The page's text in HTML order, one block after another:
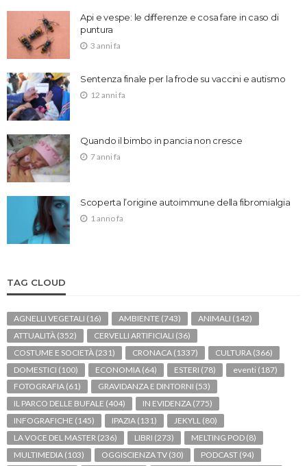
Api e vespe: le differenze e cosa fare in caso di
puntura
3 anni fa
Sentenza finale per la frode su vaccini e autismo
12 anni fa
Quando il bimbo in pancia non cresce
7 anni fa
Scoperta l’origine autoimmune della fibromialgia
1 anno fa
TAG CLOUD
AGNELLI VEGETALI (16) AMBIENTE (743) ANIMALI (142)
ATTUALITÀ (352) CERVELLI ARTIFICIALI (36)
COSTUME E SOCIETÀ (231) CRONACA (1337) CULTURA (366)
DOMESTICI (100) ECONOMIA (64) ESTERI (78) eventi (187)
FOTOGRAFIA (61) GRAVIDANZA E DINTORNI (53)
IL PARCO DELLE BUFALE (404) IN EVIDENZA (775)
INFOGRAFICHE (145) IPAZIA (131) JEKYLL (80)
LA VOCE DEL MASTER (236) LIBRI (273) MELTING POD (8)
MULTIMEDIA (103) OGGISCIENZA TV (30) PODCAST (94)